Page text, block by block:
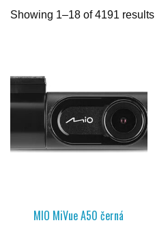
Showing 1–18 of 4191 results
MIO MiVue A50 černá